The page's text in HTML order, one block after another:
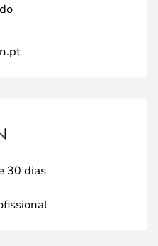
30 dias